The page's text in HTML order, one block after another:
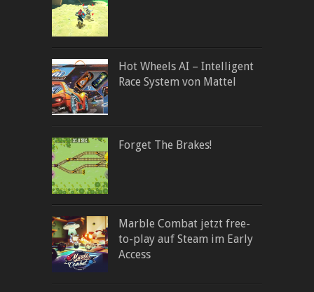
Hot Wheels AI – Intelligent
Race System von Mattel
Forget The Brakes!
Marble Combat jetzt free-
to-play auf Steam im Early
Access